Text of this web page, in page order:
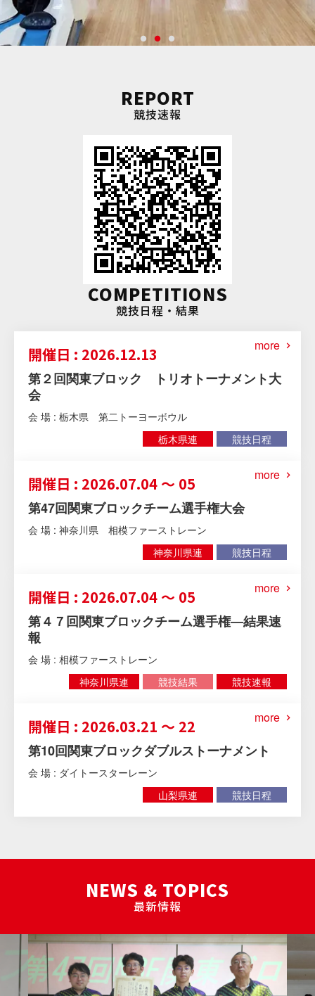
REPORT
競技速報
COMPETITIONS
競技日程・結果
開催日 : 2026.12.13
第２回関東ブロック トリオトーナメント大
会
会 場 : 栃木県 第二トーヨーボウル
栃木県連
競技日程
more
開催日 : 2026.07.04 ～ 05
第47回関東ブロックチーム選手権大会
会 場 : 神奈川県 相模ファーストレーン
神奈川県連
競技日程
more
開催日 : 2026.07.04 ～ 05
第４７回関東ブロックチーム選手権―結果速
報
会 場 : 相模ファーストレーン
神奈川県連
競技結果 競技速報
more
開催日 : 2026.03.21 ～ 22
第10回関東ブロックダブルストーナメント
会 場 : ダイトースターレーン
山梨県連
競技日程
more
NEWS & TOPICS
最新情報